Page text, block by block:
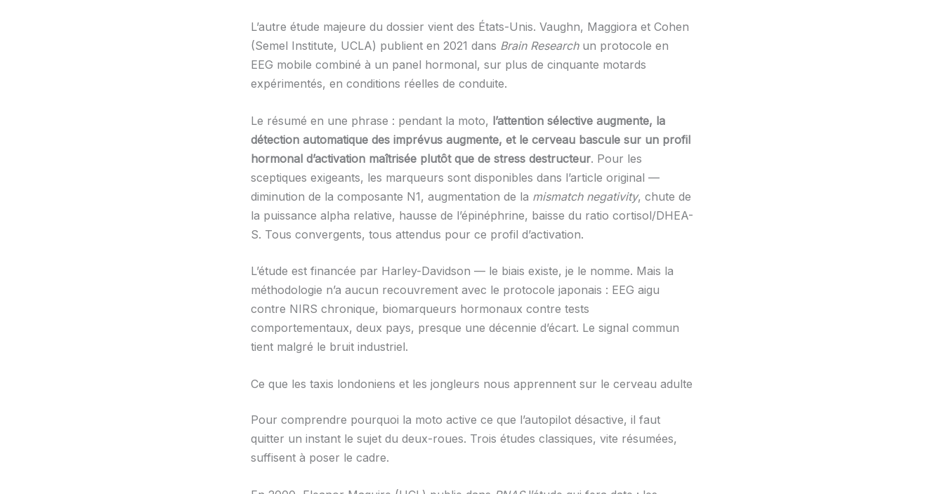
L’autre étude majeure du dossier vient des États-Unis. Vaughn, Maggiora et Cohen
(Semel Institute, UCLA) publient en 2021 dans Brain Researchun protocole en
EEG mobile combiné à un panel hormonal, sur plus de cinquante motards
expérimentés, en conditions réelles de conduite.
Le résumé en une phrase : pendant la moto, l’attention sélective augmente, la
détection automatique des imprévus augmente, et le cerveau bascule sur un profil
hormonal d’activation maîtrisée plutôt que de stress destructeur. Pour les
sceptiques exigeants, les marqueurs sont disponibles dans l’article original —
diminution de la composante N1, augmentation de la mismatch negativity, chute de
la puissance alpha relative, hausse de l’épinéphrine, baisse du ratio cortisol/DHEA-
S. Tous convergents, tous attendus pour ce profil d’activation.
L’étude est financée par Harley-Davidson — le biais existe, je le nomme. Mais la
méthodologie n’a aucun recouvrement avec le protocole japonais : EEG aigu
contre NIRS chronique, biomarqueurs hormonaux contre tests
comportementaux, deux pays, presque une décennie d’écart. Le signal commun
tient malgré le bruit industriel.
Ce que les taxis londoniens et les jongleurs nous apprennent sur le cerveau adulte
Pour comprendre pourquoi la moto active ce que l’autopilot désactive, il faut
quitter un instant le sujet du deux-roues. Trois études classiques, vite résumées,
suffisent à poser le cadre.